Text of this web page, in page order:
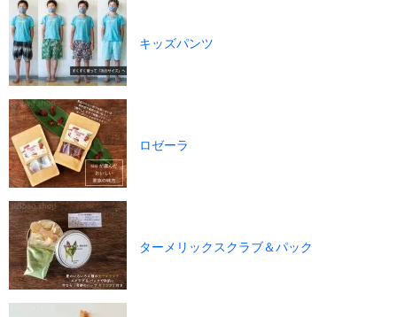
キッズパンツ
ロゼーラ
ターメリックスクラブ＆パック